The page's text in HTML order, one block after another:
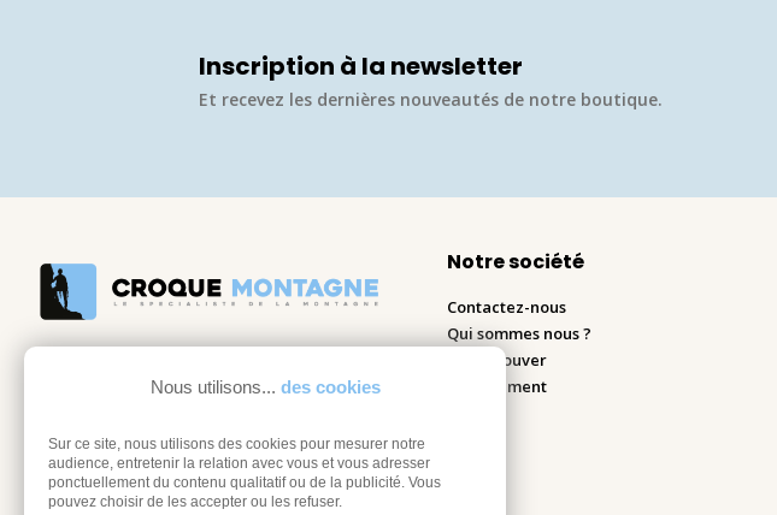
Nous utilisons... des cookies
Sur ce site, nous utilisons des cookies pour mesurer notre
audience, entretenir la relation avec vous et vous adresser
ponctuellement du contenu qualitatif ou de la publicité. Vous
pouvez choisir de les accepter ou les refuser.
Inscription à la newsletter
Et recevez les dernières nouveautés de notre boutique.​
Notre société
Contactez-nous
Qui sommes nous ?
Nous trouver
Recrutement